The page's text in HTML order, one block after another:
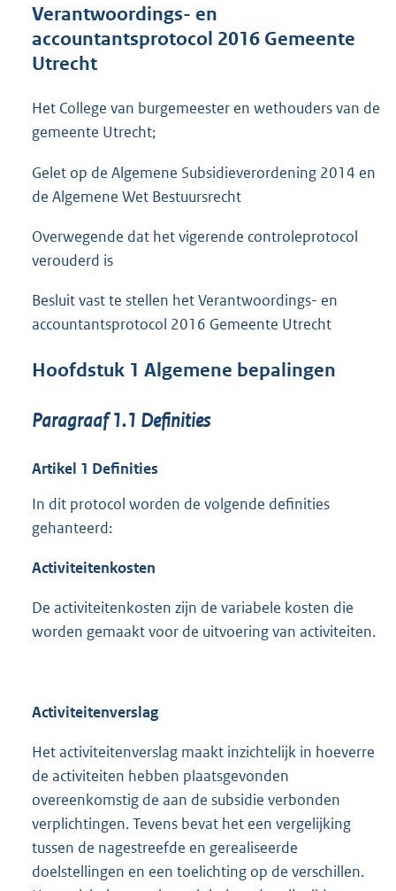
o
3
K
Verantwoordings- en
accountantsprotocol 2016 Gemeente
Utrecht
Het College van burgemeester en wethouders van de
gemeente Utrecht;
Gelet op de Algemene Subsidieverordening 2014 en
de Algemene Wet Bestuursrecht
Overwegende dat het vigerende controleprotocol
verouderd is
Besluit vast te stellen het Verantwoordings- en
accountantsprotocol 2016 Gemeente Utrecht
Hoofdstuk 1 Algemene bepalingen
Paragraaf 1.1 Definities
Artikel 1 Definities
In dit protocol worden de volgende definities
gehanteerd:
Activiteitenkosten
De activiteitenkosten zijn de variabele kosten die
worden gemaakt voor de uitvoering van activiteiten.
Activiteitenverslag
Het activiteitenverslag maakt inzichtelijk in hoeverre
de activiteiten hebben plaatsgevonden
overeenkomstig de aan de subsidie verbonden
verplichtingen. Tevens bevat het een vergelijking
tussen de nagestreefde en gerealiseerde
doelstellingen en een toelichting op de verschillen.